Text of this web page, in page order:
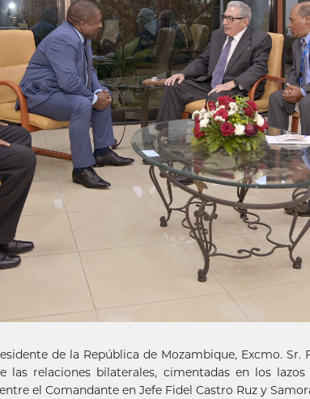
de la República de Mozambique, Excmo. Sr.
las relaciones bilaterales, cimentadas en los
el Comandante en Jefe Fidel Castro Ruz y